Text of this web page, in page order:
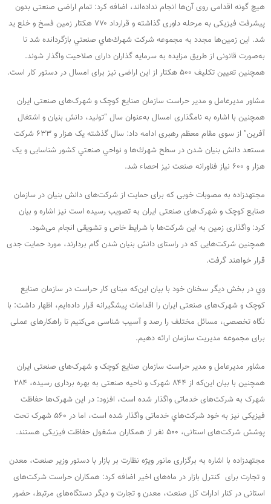
هیچ گونه اقدامی روی آن‌ها انجام نداده‌اند، اضافه كرد: تمام اراضی صنعتی بدون
پیشرفت فیزیکی به مرحله داوری گذاشته و قرارداد ۷۷۰ هکتار زمین فسخ و خلع ید
شد. این زمین‌ها مجدد به مجموعه شركت شهرك‌هاي صنعتي بازگردانده شد تا
به‌صورت قانونی از طریق مزایده به سرمایه گذاران دارای صلاحیت واگذار شوند.
همچنين تعیین تکلیف ۵۰۰ هکتار از این اراضی نیز برای امسال در دستور کار است.
مشاور مدیرعامل و مدیر حراست سازمان صنایع کوچک و شهرک‌های صنعتی ایران
همچنين با اشاره به نامگذاری امسال به‌عنوان سال “تولید، دانش بنیان و اشتغال
آفرین” از سوی مقام معظم رهبری ادامه داد: سال گذشته یک هزار و ۶۳۳ شرکت
مستعد دانش بنیان شدن در سطح شهرك‌ها و نواحي صنعتي كشور شناسایی و یک
هزار و ۶۰۰ نیاز فناورانه صنعت نيز احصاء شد.
مجتهدزاده به مصوبات خوبی که برای حمایت از شرکت‌های دانش بنیان در سازمان
صنایع کوچک و شهرک‌های صنعتی ایران به تصویب رسیده است نيز اشاره و بيان
كرد: واگذاری زمین به این شرکت‌ها با شرایط خاص و تشویقی انجام می‌شود.
همچنین شرکت‌هایی که در راستای دانش بنیان شدن گام بردارند، مورد حمایت جدی
قرار خواهند گرفت.
وي در بخش ديگر سخنان خود با بيان اين‌كه مبنای کار حراست در سازمان صنایع
کوچک و شهرک‌های صنعتی ایران را اقدامات پیشگیرانه قرار داده‌ایم، اظهار داشت: با
نگاه تخصصی، مسائل مختلف را رصد و آسیب‌ شناسی می‌کنیم تا راهکارهای عملی
برای مجموعه مدیریت سازمان ارائه دهیم.
مشاور مدیرعامل و مدیر حراست سازمان صنایع کوچک و شهرک‌های صنعتی ایران
همچنين با بیان این‌که از ۸۴۴ شهرک و ناحیه صنعتی به بهره برداری رسیده، ۲۸۴
شهرک به شرکت‌های خدماتی واگذار شده است، افزود: در این شهرک‌ها حفاظت
فیزیکی نیز به خود شرکت‌هاي خدماتی واگذار شده است، اما در ۵۶۰ شهرک تحت
پوشش شرکت‌های استانی، ۵۰۰ نفر از همکاران مشغول حفاظت فیزیکی هستند.
مجتهدزاده با اشاره به برگزاری مانور ویژه نظارت بر بازار با دستور وزیر صنعت، معدن
و تجارت برای کنترل بازار در ماه‌های اخیر اضافه كرد: همکاران حراست شرکت‌های
استانی در کنار ادارات كل صنعت، معدن و تجارت و دیگر دستگاه‌های مرتبط، حضور